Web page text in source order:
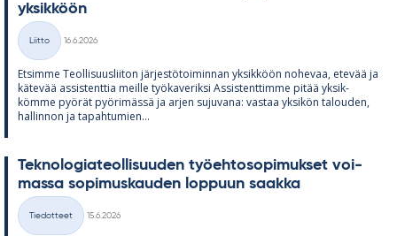
yk­sik­köön
Kategoriat
Liitto
16.6.2026
Et­simme Teol­li­suus­lii­ton jär­jes­tö­toi­min­nan yk­sik­köön no­he­vaa, ete­vää ja
kä­te­vää as­sis­tent­tia meille työ­ka­ve­riksi As­sis­tent­timme pi­tää yk­sik­
kömme pyö­rät pyö­ri­mässä ja ar­jen su­ju­vana: vas­taa yk­si­kön ta­lou­den,
hal­lin­non ja ta­pah­tu­mien...
Tek­no­lo­gia­teol­li­suu­den työ­eh­to­so­pi­muk­set voi­
massa so­pi­mus­kau­den lop­puun saakka
Kategoriat
Tiedotteet
15.6.2026